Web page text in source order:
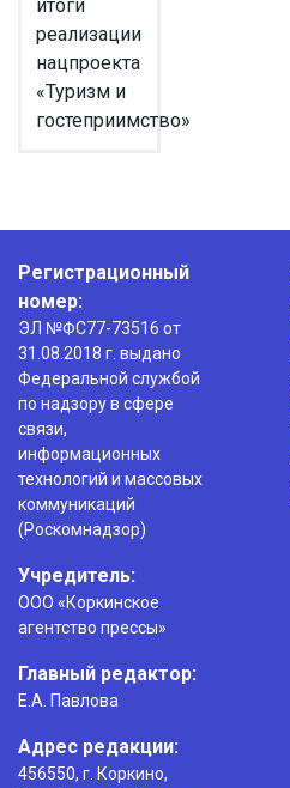
итоги
реализации
нацпроекта
«Туризм и
гостеприимство»
Регистрационный
номер:
ЭЛ №ФС77-73516 от
31.08.2018 г. выдано
Федеральной службой
по надзору в сфере
связи,
информационных
технологий и массовых
коммуникаций
(Роскомнадзор)
Учредитель:
ООО «Коркинское
агентство прессы»
Главный редактор:
Е.А. Павлова
Адрес редакции:
456550, г. Коркино,